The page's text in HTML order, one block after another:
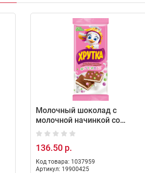
Молочный шоколад с
молочной начинкой со
вкусами фруктовый микс и
шариками Хрутка
ФруттиФан, 82г
136.50 р.
Код товара: 1037959
Артикул: 19900425